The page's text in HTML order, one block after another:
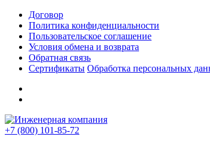
Договор
Политика конфиденциальности
Пользовательское соглашение
Условия обмена и возврата
Обратная связь
Сертификаты Обработка персональных
+7 (800) 101-85-72